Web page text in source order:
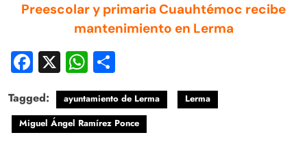
Preescolar y primaria Cuauhtémoc recibe
mantenimiento en Lerma
Facebook
X WhatsApp
Tagged: ayuntamiento de Lerma
Lerma
Miguel Ángel Ramírez Ponce